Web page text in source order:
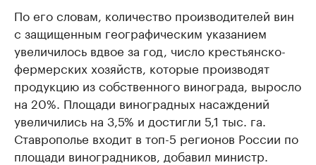
По его словам, количество производителей вин
с защищенным географическим указанием
увеличилось вдвое за год, число крестьянско-
фермерских хозяйств, которые производят
продукцию из собственного винограда, выросло
на 20%. Площади виноградных насаждений
увеличились на 3,5% и достигли 5,1 тыс. га.
Ставрополье входит в топ-5 регионов России по
площади виноградников, добавил министр.